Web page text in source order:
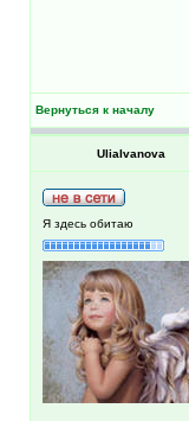
Вернуться к началу
UliaIvanova
Я здесь обитаю